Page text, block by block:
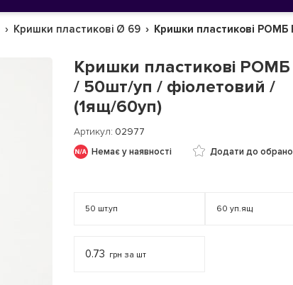
Кришки пластикові Ø 69 Кришки пластикові
Кришки пластикові
/ 50шт/уп / фіолетовий /
(1ящ/60уп)
Артикул 02977
Немає у наявності Додати до
50 шт.уп 60 уп.ящ
0.73 грн за шт